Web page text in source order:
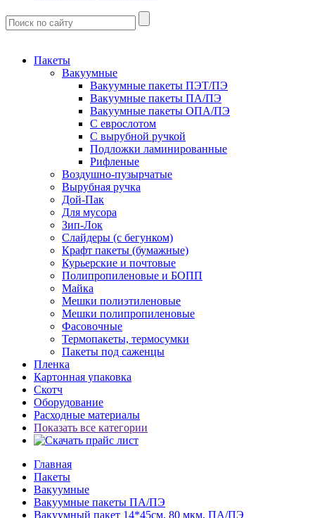
Пакеты
Вакуумные
Вакуумные пакеты ПЭТ/ПЭ
Вакуумные пакеты ПА/ПЭ
Вакуумные пакеты ОПА/ПЭ
С еврослотом
С вырубной ручкой
Подложки ламинированные
Рифленые
Воздушно-пузырчатые
Вырубная ручка
Дой-Пак
Для мусора
Зип-Лок
Слайдеры (с бегунком)
Крафт пакеты (бумажные)
Курьерские и почтовые
Полипропиленовые и БОПП
Майка
Мешки полиэтиленовые
Мешки полипропиленовые
Фасовочные
Термопакеты, термосумки
Пакеты под саженцы
Пленка
Картонная упаковка
Скотч
Оборудование
Расходные материалы
Показать все категории
Главная
Пакеты
Вакуумные
Вакуумные пакеты ПА/ПЭ
Вакуумный пакет 14*45см, 80 мкм, ПА/ПЭ